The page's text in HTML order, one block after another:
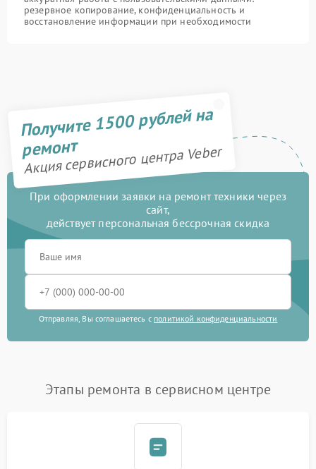
резервное копирование, конфиденциальность и
восстановление информации при необходимости
Получите 1500 рублей на
ремонт
Акция сервисного центра Veber
При оформлении заявки на ремонт техники через
сайт,
действует персональная бессрочная скидка
Отправляя, Вы соглашаетесь с политикой конфиденциальности
Этапы ремонта в сервисном центре